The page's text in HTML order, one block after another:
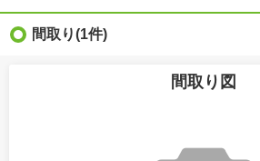
間取り(1件)
間取り図